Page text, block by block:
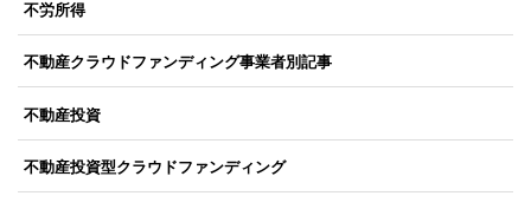
不労所得
不動産クラウドファンディング事業者別記事
不動産投資
不動産投資型クラウドファンディング